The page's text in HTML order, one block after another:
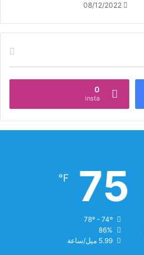
08/12/2022
0
insta
75
℉
78º - 74º
86%
5.99 ميل/ساعة